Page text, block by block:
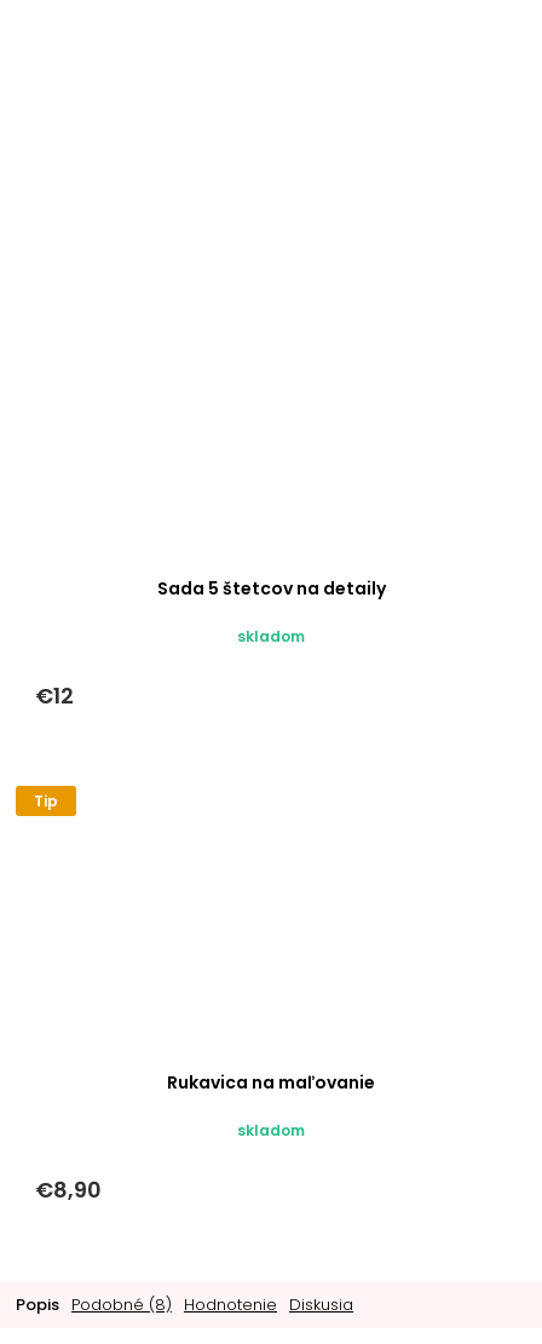
Sada 5 štetcov na detaily
skladom
€12
Tip
Rukavica na maľovanie
skladom
€8,90
Popis Podobné (8) Hodnotenie Diskusia